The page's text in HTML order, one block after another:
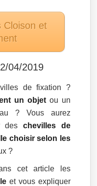
Cloison et
04/2019
de fixation ?
un objetou un
? Vous aurez
des chevilles de
choisir selon les
?
cet article les
et vous expliquer